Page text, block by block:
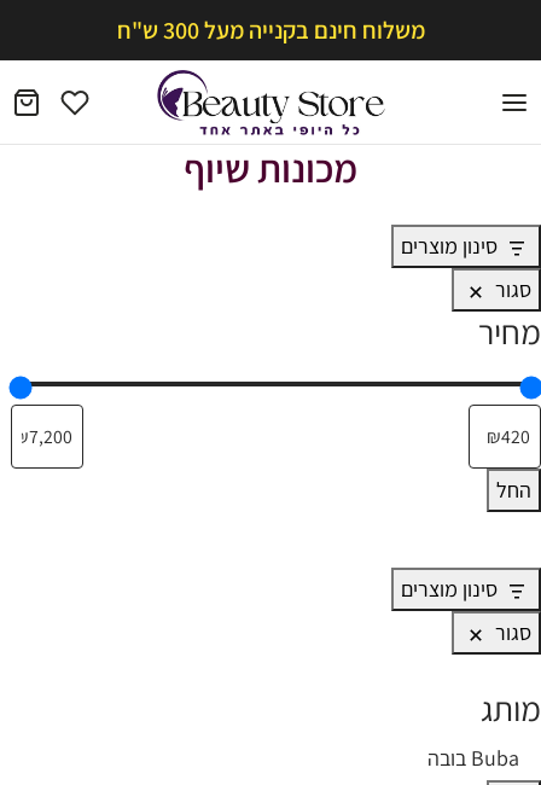
משלוח חינם בקנייה מעל 300 ש"ח
מכונות שיוף
סינון מוצרים
סגור
מחיר
החל
סינון מוצרים
סגור
מותג
מותג
Buba בובה